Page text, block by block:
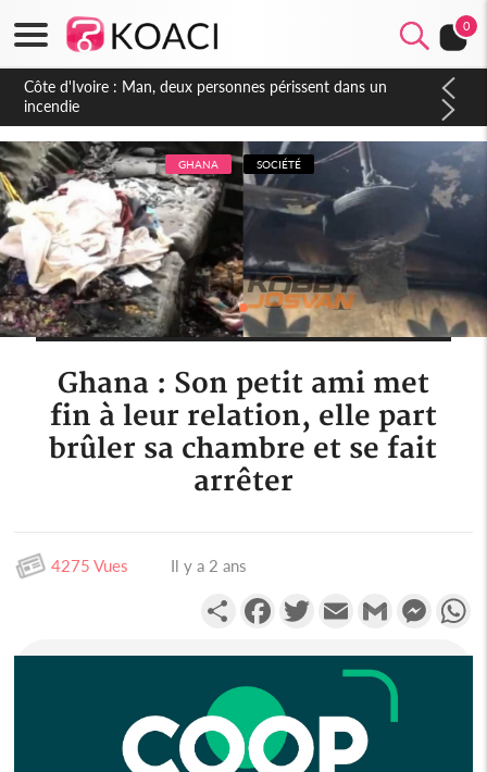
0
Côte d'Ivoire : Séileu, la célébration de la fête nationale
transformée en vaste campagne contre les produits
dépigmentants dangereux
GHANA SOCIÉTÉ
Ghana : Son petit ami met
fin à leur relation, elle part
brûler sa chambre et se fait
arrêter
4275 Vues Il y a 2 ans
PartagerFacebookTwitterEmail Gmail